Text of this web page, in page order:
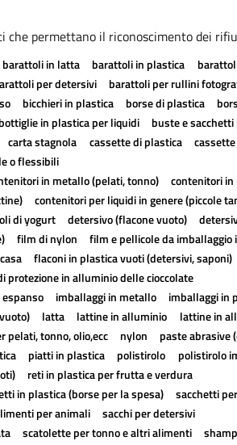
che permettano il riconoscimento dei
barattoli in latta barattoli in plastica
per detersivi
barattoli per rullini
bicchieri in plastica borse di plastica
bottiglie in plastica per liquidi
buste e
carta stagnola cassette di plastica
o flessibili
in metallo (pelati, tonno)
contenitori in
contenitori per liquidi in genere (piccole
di yogurt detersivo (flacone vuoto)
film di nylon
film e pellicole da imballaggio
flaconi in plastica vuoti (detersivi, saponi)
protezione in alluminio delle cioccolate
imballaggi in metallo
imballaggi in
latta lattine in alluminio
lattine in
pelati, tonno, olio,ecc nylon
paste abrasive
piatti in plastica polistirolo
polistirolo
reti in plastica per frutta e verdura
in plastica (borse per la spesa)
sacchetti
per animali
sacchi per detersivi
scatolette per tonno e altri alimenti